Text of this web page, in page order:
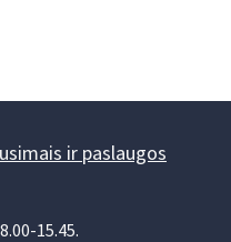
ir paslaugos
15.45.